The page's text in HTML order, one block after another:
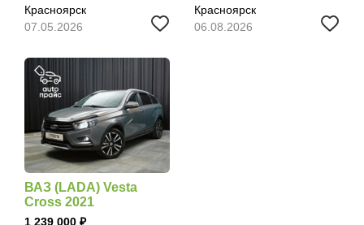
Красноярск
07.05.2026
Красноярск
06.08.2026
ВАЗ (LADA) Vesta
Cross 2021
1 239 000